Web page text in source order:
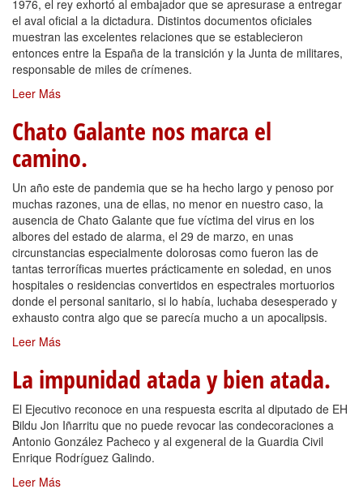
1976, el rey exhortó al embajador que se apresurase a entregar
el aval oficial a la dictadura. Distintos documentos oficiales
muestran las excelentes relaciones que se establecieron
entonces entre la España de la transición y la Junta de militares,
responsable de miles de crímenes.
Leer Más
Chato Galante nos marca el
camino.
Un año este de pandemia que se ha hecho largo y penoso por
muchas razones, una de ellas, no menor en nuestro caso, la
ausencia de Chato Galante que fue víctima del virus en los
albores del estado de alarma, el 29 de marzo, en unas
circunstancias especialmente dolorosas como fueron las de
tantas terroríficas muertes prácticamente en soledad, en unos
hospitales o residencias convertidos en espectrales mortuorios
donde el personal sanitario, si lo había, luchaba desesperado y
exhausto contra algo que se parecía mucho a un apocalipsis.
Leer Más
La impunidad atada y bien atada.
El Ejecutivo reconoce en una respuesta escrita al diputado de EH
Bildu Jon Iñarritu que no puede revocar las condecoraciones a
Antonio González Pacheco y al exgeneral de la Guardia Civil
Enrique Rodríguez Galindo.
Leer Más